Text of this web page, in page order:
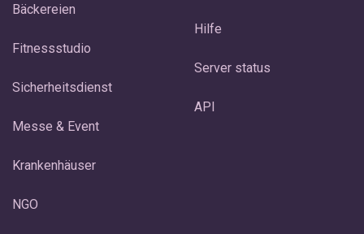
Bäckereien
Fitnessstudio
Sicherheitsdienst
Messe & Event
Krankenhäuser
NGO
Hilfe
Server status
API